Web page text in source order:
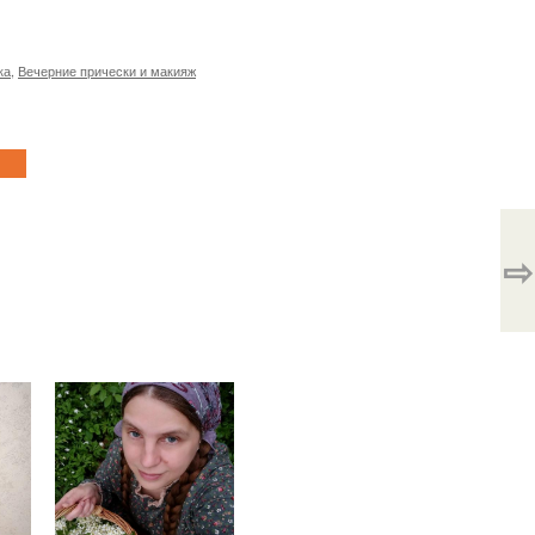
Вечерние прически и макияж
⇨